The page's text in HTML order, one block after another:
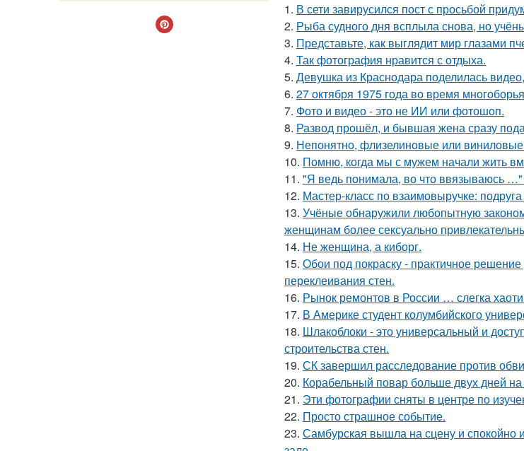
1. В сети завирусился пост с просьбой
2. Рыба судного дня всплыла снова, но
3. Представьте, как выглядит мир глазами
4. Так фотография нравится с отдыха.
5. Девушка из Краснодара поделилась
6. 27 октября 1975 года во время
7. Фото и видео - это не ИИ или фотошоп.
8. Развод прошёл, и бывшая жена сразу
9. Непонятно, флизелиновые или
10. Помню, когда мы с мужем начали жить
11. "Я ведь понимала, во что ввязываюсь
12. Мастер-класс по взаимовыручке:
13. Учёные обнаружили любопытную
женщинам более сексуально
14. Не женщина, а киборг.
15. Обои под покраску - практичное решение
переклеивания стен.
16. Рынок ремонтов в России … слегка
17. В Америке студент колумбийского
18. Шлакоблоки - это универсальный и
строительства стен.
19. СК завершил расследование против
20. Корабельный повар больше двух дней
21. Эти фотографии сняты в центре по
22. Просто страшное событие.
23. Самбурская вышла на сцену и спокойно